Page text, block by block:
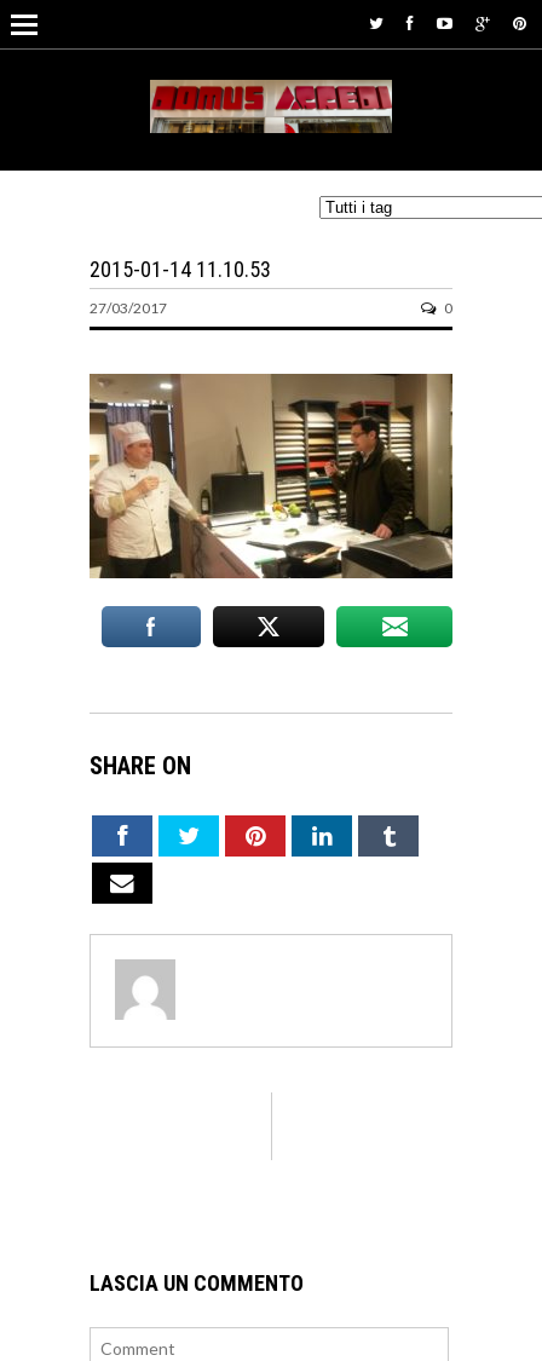
2015-01-14 11.10.53
27/03/2017 0
SHARE ON
LASCIA UN COMMENTO